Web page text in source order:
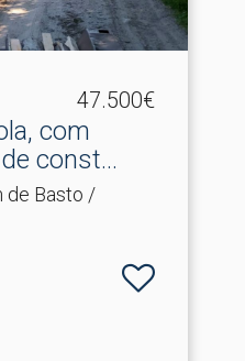
47.500€
com
const.​..
de Basto /